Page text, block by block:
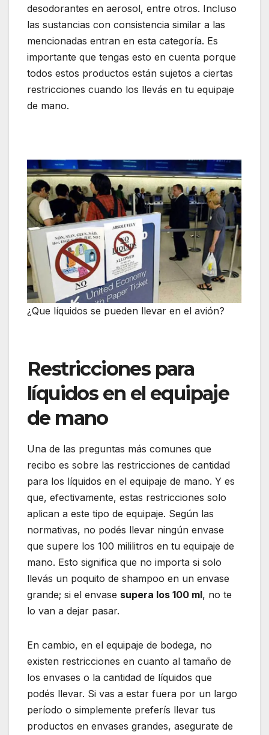
desodorantes en aerosol, entre otros. Incluso
las sustancias con consistencia similar a las
mencionadas entran en esta categoría. Es
importante que tengas esto en cuenta porque
todos estos productos están sujetos a ciertas
restricciones cuando los llevás en tu equipaje
de mano.
¿Que líquidos se pueden llevar en el avión?
Restricciones para
líquidos en el equipaje
de mano
Una de las preguntas más comunes que
recibo es sobre las restricciones de cantidad
para los líquidos en el equipaje de mano. Y es
que, efectivamente, estas restricciones solo
aplican a este tipo de equipaje. Según las
normativas, no podés llevar ningún envase
que supere los 100 mililitros en tu equipaje de
mano. Esto significa que no importa si solo
llevás un poquito de shampoo en un envase
grande; si el envase supera los 100 ml, no te
lo van a dejar pasar.
En cambio, en el equipaje de bodega, no
existen restricciones en cuanto al tamaño de
los envases o la cantidad de líquidos que
podés llevar. Si vas a estar fuera por un largo
período o simplemente preferís llevar tus
productos en envases grandes, asegurate de